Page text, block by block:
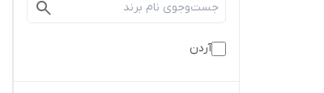
آردن